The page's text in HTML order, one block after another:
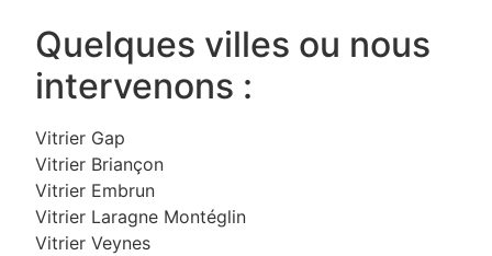
Quelques villes ou nous
intervenons :
Vitrier Gap
Vitrier Briançon
Vitrier Embrun
Vitrier Laragne Montéglin
Vitrier Veynes